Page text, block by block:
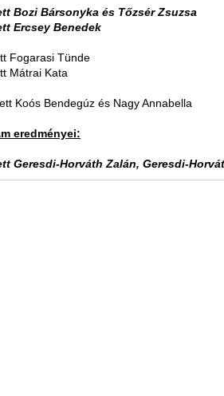
Bozi Bársonyka és Tőzsér Zsuzsa
Ercsey Benedek
Fogarasi Tünde
Mátrai Kata
Koós Bendegúz és Nagy Annabella
eredményei:
Geresdi-Horváth Zalán, Geresdi-